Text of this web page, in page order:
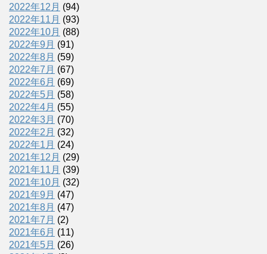
2022年12月 (94)
2022年11月 (93)
2022年10月 (88)
2022年9月 (91)
2022年8月 (59)
2022年7月 (67)
2022年6月 (69)
2022年5月 (58)
2022年4月 (55)
2022年3月 (70)
2022年2月 (32)
2022年1月 (24)
2021年12月 (29)
2021年11月 (39)
2021年10月 (32)
2021年9月 (47)
2021年8月 (47)
2021年7月 (2)
2021年6月 (11)
2021年5月 (26)